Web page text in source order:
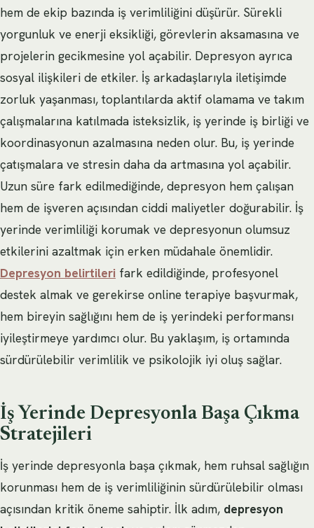
hem de ekip bazında iş verimliliğini düşürür. Sürekli
yorgunluk ve enerji eksikliği, görevlerin aksamasına ve
projelerin gecikmesine yol açabilir. Depresyon ayrıca
sosyal ilişkileri de etkiler. İş arkadaşlarıyla iletişimde
zorluk yaşanması, toplantılarda aktif olamama ve takım
çalışmalarına katılmada isteksizlik, iş yerinde iş birliği ve
koordinasyonun azalmasına neden olur. Bu, iş yerinde
çatışmalara ve stresin daha da artmasına yol açabilir.
Uzun süre fark edilmediğinde, depresyon hem çalışan
hem de işveren açısından ciddi maliyetler doğurabilir. İş
yerinde verimliliği korumak ve depresyonun olumsuz
etkilerini azaltmak için erken müdahale önemlidir.
Depresyon belirtileri fark edildiğinde, profesyonel
destek almak ve gerekirse online terapiye başvurmak,
hem bireyin sağlığını hem de iş yerindeki performansı
iyileştirmeye yardımcı olur. Bu yaklaşım, iş ortamında
sürdürülebilir verimlilik ve psikolojik iyi oluş sağlar.
İş Yerinde Depresyonla Başa Çıkma
Stratejileri
İş yerinde depresyonla başa çıkmak, hem ruhsal sağlığın
korunması hem de iş verimliliğinin sürdürülebilir olması
açısından kritik öneme sahiptir. İlk adım, depresyon